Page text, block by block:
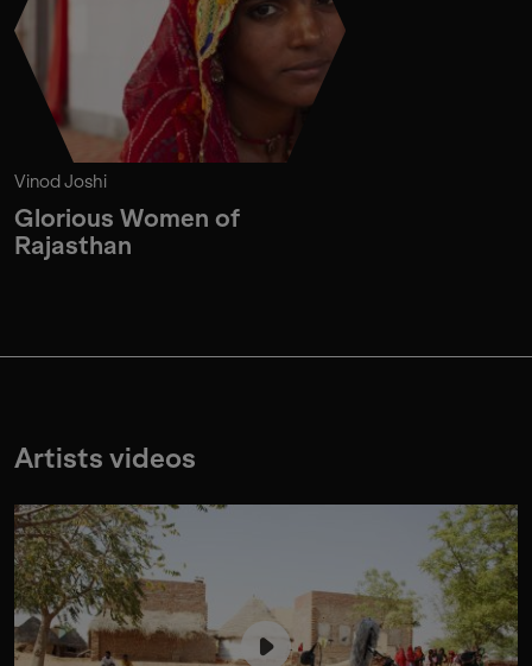
Vinod Joshi
Glorious Women of
Rajasthan
Artists videos